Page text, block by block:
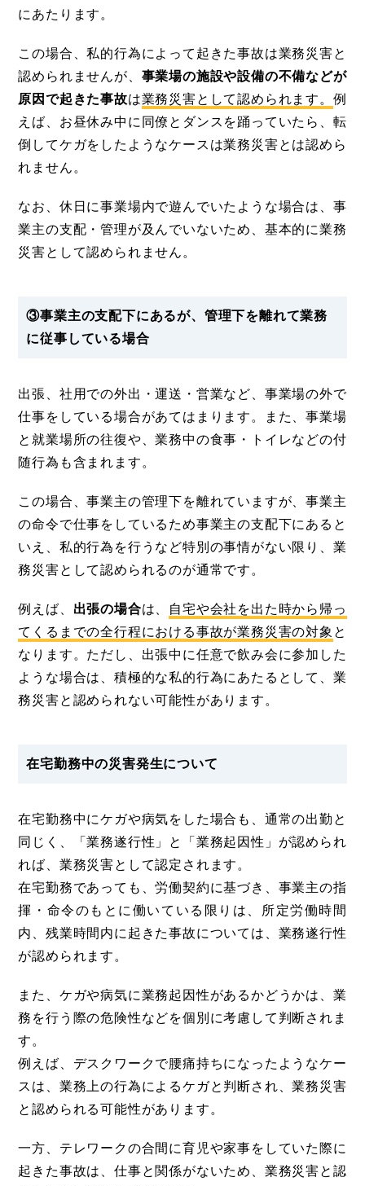
にあたります。
この場合、私的行為によって起きた事故は業務災害と
認められませんが、 事業場の施設や設備の不備などが
原因で起きた事故は業務災害として認められます。 例
えば、お昼休み中に同僚とダンスを踊っていたら、転
倒してケガをしたようなケースは業務災害とは認めら
れません。
なお、休日に事業場内で遊んでいたような場合は、事
業主の支配・管理が及んでいないため、基本的に業務
災害として認められません。
③事業主の支配下にあるが、管理下を離れて業務
に従事している場合
出張、社用での外出・運送・営業など、事業場の外で
仕事をしている場合があてはまります。また、事業場
と就業場所の往復や、業務中の食事・トイレなどの付
随行為も含まれます。
この場合、事業主の管理下を離れていますが、事業主
の命令で仕事をしているため事業主の支配下にあると
いえ、私的行為を行うなど特別の事情がない限り、業
務災害として認められるのが通常です。
例えば、 出張の場合は、
自宅や会社を出た時から帰っ
てくるまでの全行程における事故が業務災害の対象 と
なります。ただし、出張中に任意で飲み会に参加した
ような場合は、積極的な私的行為にあたるとして、業
務災害と認められない可能性があります。
在宅勤務中の災害発生について
在宅勤務中にケガや病気をした場合も、通常の出勤と
同じく、「業務遂行性」と「業務起因性」が認められ
れば、業務災害として認定されます。
在宅勤務であっても、労働契約に基づき、事業主の指
揮・命令のもとに働いている限りは、所定労働時間
内、残業時間内に起きた事故については、業務遂行性
が認められます。
また、ケガや病気に業務起因性があるかどうかは、業
務を行う際の危険性などを個別に考慮して判断されま
す。
例えば、デスクワークで腰痛持ちになったようなケー
スは、業務上の行為によるケガと判断され、業務災害
と認められる可能性があります。
一方、テレワークの合間に育児や家事をしていた際に
起きた事故は、仕事と関係がないため、業務災害と認